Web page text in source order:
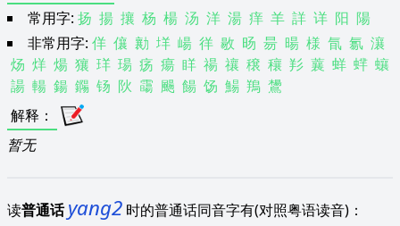
常用字: 扬 揚 攘 杨 楊 汤 洋 湯 痒 羊 詳 详 阳 陽
非常用字: 佯 儴 勷 垟 崵 徉 敭 旸 昜 暘 様 氜 氱 瀼
炀 烊 煬 獽 珜 瑒 疡 瘍 眻 禓 禳 穣 穰 羏 蘘 蛘 蝆 蠰
諹 輰 鍚 鐊 钖 阦 霷 颺 餳 饧 鰑 鴹 鸉
解释 ：
暂无
读普通话 yang2 时的普通话同音字有(对照粤语读音)：